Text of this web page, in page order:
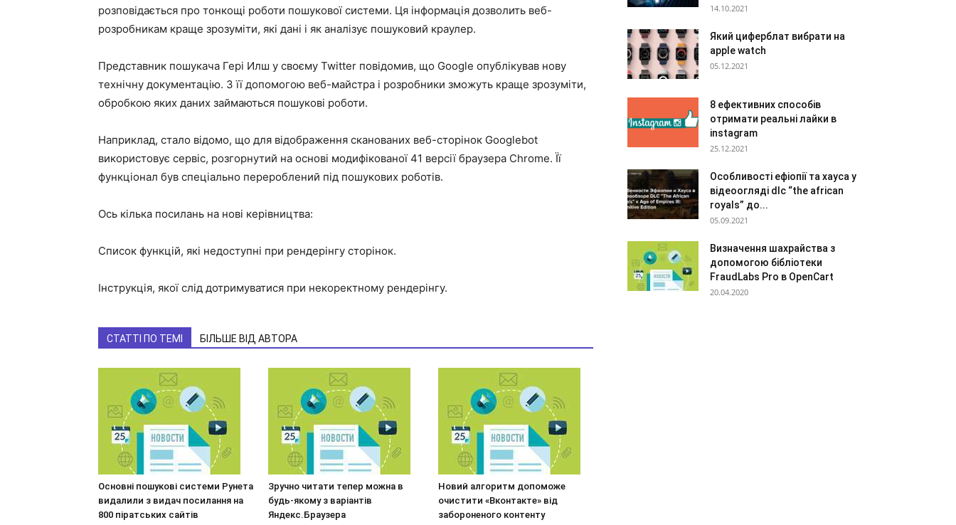
розповідається про тонкощі роботи пошукової системи. Ця інформація дозволить веб-
розробникам краще зрозуміти, які дані і як аналізує пошуковий краулер.
Представник пошукача Гері Илш у своєму Twitter повідомив, що Google опублікував нову
технічну документацію. З її допомогою веб-майстра і розробники зможуть краще зрозуміти,
обробкою яких даних займаються пошукові роботи.
Наприклад, стало відомо, що для відображення сканованих веб-сторінок Googlebot
використовує сервіс, розгорнутий на основі модифікованої 41 версії браузера Chrome. Її
функціонал був спеціально перероблений під пошукових роботів.
Ось кілька посилань на нові керівництва:
Список функцій, які недоступні при рендерінгу сторінок.
Інструкція, якої слід дотримуватися при некоректному рендерінгу.
СТАТТІ ПО ТЕМІ БІЛЬШЕ ВІД АВТОРА
Основні пошукові системи Рунета
видалили з видач посилання на
800 піратських сайтів
Зручно читати тепер можна в
будь-якому з варіантів
Яндекс.Браузера
Новий алгоритм допоможе
очистити «Вконтакте» від
забороненого контенту
14.10.2021
Який циферблат вибрати на
apple watch
05.12.2021
8 ефективних способів
отримати реальні лайки в
instagram
25.12.2021
Особливості ефіопії та хауса у
відеоогляді dlc “the african
royals” до...
05.09.2021
Визначення шахрайства з
допомогою бібліотеки
FraudLabs Pro в OpenCart
20.04.2020